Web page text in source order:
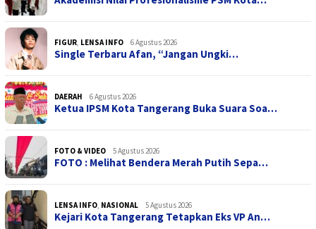
FIGUR, LENSA INFO 6 Agustus 2026
Single Terbaru Afan, “Jangan Ungki…
DAERAH 6 Agustus 2026
Ketua IPSM Kota Tangerang Buka Suara Soa…
FOTO & VIDEO 5 Agustus 2026
FOTO : Melihat Bendera Merah Putih Sepa…
LENSA INFO, NASIONAL 5 Agustus 2026
Kejari Kota Tangerang Tetapkan Eks VP An…